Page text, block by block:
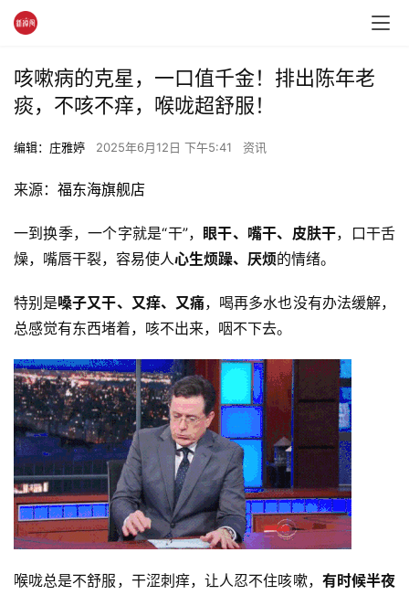
咳嗽病的克星，一口值千金！排出陈年老
痰，不咳不痒，喉咙超舒服！
编辑：庄雅婷 2025年6月12日 下午5:41 资讯
来源： 福东海旗舰店
一到换季，一个字就是“干”， 眼干、嘴干、皮肤干，口干舌
燥，嘴唇干裂，容易使人心生烦躁、厌烦的情绪。
特别是嗓子又干、又痒、又痛，喝再多水也没有办法缓解，
总感觉有东西堵着，咳不出来，咽不下去。
喉咙总是不舒服，干涩刺痒，让人忍不住咳嗽， 有时候半夜